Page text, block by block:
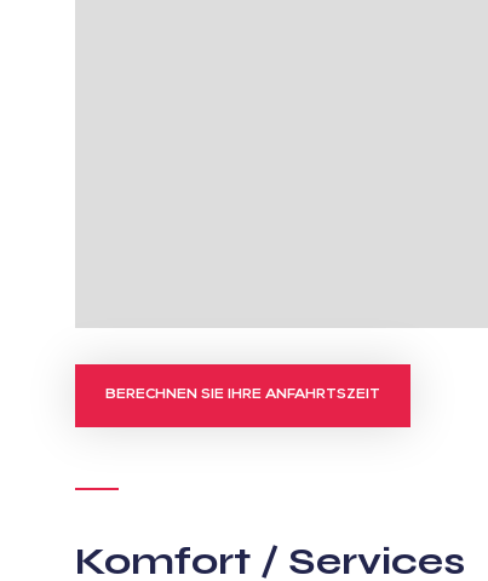
BERECHNEN SIE IHRE ANFAHRTSZEIT
Komfort / Services